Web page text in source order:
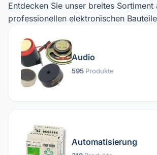
Entdecken Sie unser breites Sortiment
professionellen elektronischen
Audio
595 Produkte
Automatisierung